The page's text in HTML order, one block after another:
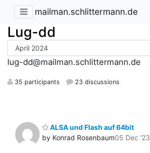
mailman.schlittermann.de
Lug-dd
lug-dd@mailman.schlittermann.de
35 participants 23 discussions
ALSA und Flash auf 64bit
by Konrad Rosenbaum05 Dec '23